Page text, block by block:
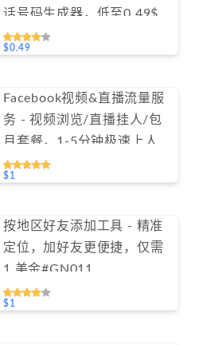
话号码生成器，低至0.49$/
天#GN016
$0.49
Facebook视频&直播流量服
务 - 视频浏览/直播挂人/包
月套餐，1-5分钟极速上人
（不支持免费测试）
$1
按地区好友添加工具 - 精准
定位，加好友更便捷，仅需
1 美金#GN011
$1